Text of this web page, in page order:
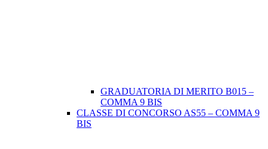
GRADUATORIA DI MERITO B015 –
COMMA 9 BIS
CLASSE DI CONCORSO AS55 – COMMA 9
BIS